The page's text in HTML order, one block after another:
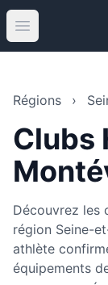
Open main
Régions ›
Clubs
Découvrez les
région Seine-
athlète
équipements